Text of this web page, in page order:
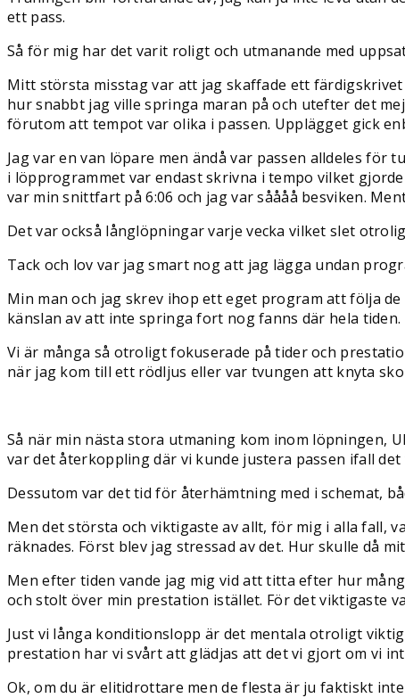
ett pass.
Så för mig har det varit roligt och utmanande med
Mitt största misstag var att jag skaffade ett
hur snabbt jag ville springa maran på och utefter det
förutom att tempot var olika i passen. Upplägget gick
Jag var en van löpare men ändå var passen alldeles för
i löpprogrammet var endast skrivna i tempo vilket
var min snittfart på 6:06 och jag var såååå besviken.
Det var också långlöpningar varje vecka vilket slet
Tack och lov var jag smart nog att jag lägga undan
Min man och jag skrev ihop ett eget program att följa
känslan av att inte springa fort nog fanns där hela tiden.
Vi är många så otroligt fokuserade på tider och
när jag kom till ett rödljus eller var tvungen att knyta
Så när min nästa stora utmaning kom inom löpningen,
var det återkoppling där vi kunde justera passen ifall
Dessutom var det tid för återhämtning med i schemat,
Men det största och viktigaste av allt, för mig i alla fall,
räknades. Först blev jag stressad av det. Hur skulle då
Men efter tiden vande jag mig vid att titta efter hur
och stolt över min prestation istället. För det viktigaste
Just vi långa konditionslopp är det mentala otroligt
prestation har vi svårt att glädjas att det vi gjort om vi
Ok, om du är elitidrottare men de flesta är ju faktiskt inte